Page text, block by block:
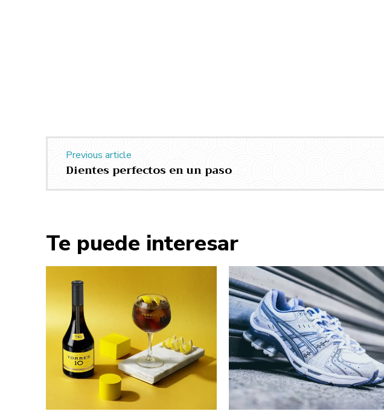
Previous article
Dientes perfectos en un paso
Te puede interesar